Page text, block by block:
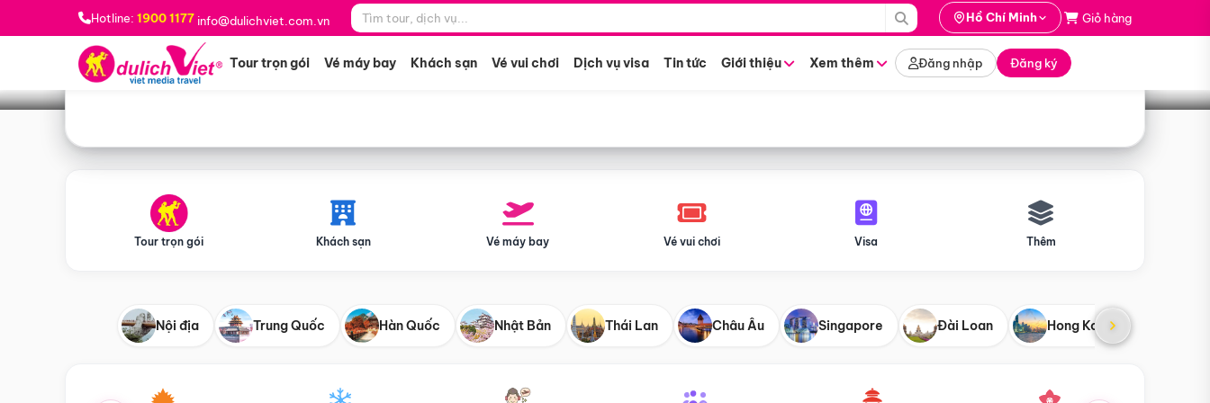
Hotline: 1900 1177 info@dulichviet.com.vn Hồ Chí Minh Giỏ hàng
Tour trọn gói Vé máy bay Khách sạn Vé vui chơi Dịch vụ visa Tin tức Giới thiệu Xem thêm Đăng nhập Đăng ký
Bạn muốn đi đâu? *
Tìm tour
Tour trọn gói Khách sạn Vé máy bay Vé vui chơi Visa Thêm
Nội địa Trung Quốc Hàn Quốc Nhật Bản Thái Lan Châu Âu Singapore Đài Loan Hong Kong